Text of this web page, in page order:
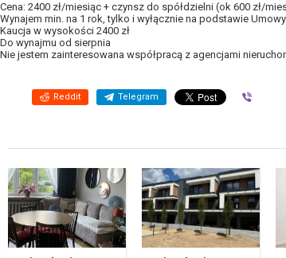
Cena: 2400 zł/miesiąc + czynsz do spółdzielni (ok 600 zł/
Wynajem min. na 1 rok, tylko i wyłącznie na podstawie
Kaucja w wysokości 2400 zł
Do wynajmu od sierpnia
Nie jestem zainteresowana współpracą z agencjami
Reddit Telegram